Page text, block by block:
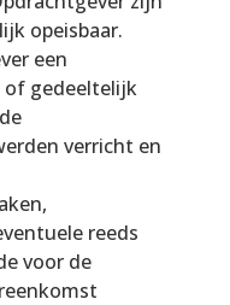
opeisbaar.
een
of gedeeltelijk
verricht en
reeds
voor de